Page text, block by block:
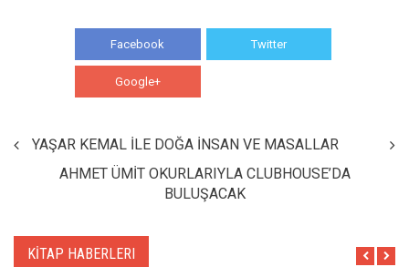
Facebook Twitter
Google+
YAŞAR KEMAL İLE DOĞA İNSAN VE MASALLAR
AHMET ÜMİT OKURLARIYLA CLUBHOUSE’DA
BULUŞACAK
KİTAP HABERLERI